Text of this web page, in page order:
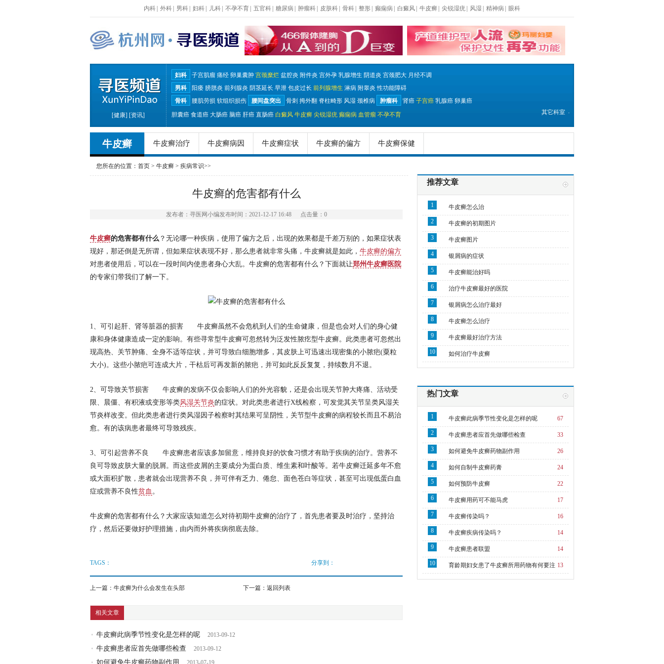
内科 外科 男科 妇科 儿科 不孕不育 五官科 糖尿病 肿瘤科 皮肤科 骨科 整形 癫痫病 白癜风 牛皮癣 尖锐湿疣 风湿 精神病 眼科
[健康] [资讯]
妇科 子宫肌瘤 痛经 卵巢囊肿 宫颈糜烂 盆腔炎 附件炎 宫外孕 乳腺增生 阴道炎 宫颈肥大 月经不调
男科
阳痿 膀胱炎 前列腺炎 阴茎延长 早泄 包皮过长 前列腺增生 淋病 附睾炎 性功能障碍
骨科
腰肌劳损 软组织损伤 腰间盘突出 骨刺 拇外翻 脊柱畸形 风湿 颈椎病 肿瘤科 肾癌 子宫癌 乳腺癌 卵巢癌
胆囊癌 食道癌 大肠癌 脑癌 肝癌 直肠癌 白癜风 牛皮癣 尖锐湿疣 癫痫病 血管瘤 不孕不育 其它科室
牛皮癣 牛皮癣治疗 牛皮癣病因 牛皮癣症状 牛皮癣的偏方 牛皮癣保健
您所在的位置： 首页 > 牛皮癣 > 疾病常识>>
牛皮癣的危害都有什么
发布者：寻医网小编发布时间：2021-12-17 16:48点击量： 0
牛皮癣的危害都有什么 ？无论哪一种疾病，使用了偏方之后，出现的效果都是千差万别的，如果症状表
现好，那还倒是无所谓，但如果症状表现不好，那么患者就非常头痛，牛皮癣就是如此， 牛皮癣的偏方
对患者使用后，可以在一段时间内使患者身心大乱。牛皮癣的危害都有什么？下面就让郑州牛皮癣医院
的专家们带我们了解一下。
1、可引起肝、肾等脏器的损害 牛皮癣虽然不会危机到人们的生命健康，但是也会对人们的身心健
康和身体健康造成一定的影响。有些寻常型牛皮癣可忽然转为泛发性脓疙型牛皮癣。此类患者可忽然出
现高热、关节肿痛、全身不适等症状，并可导致白细胞增多，其皮肤上可迅速出现密集的小脓疤(粟粒
大小)。这些小脓疤可连成大片，干枯后可再发新的脓疤，并可如此反反复复，持续数月不退。
2、可导致关节损害 牛皮癣的发病不仅会影响人们的外光容貌，还是会出现关节肿大疼痛、活动受
限、晨僵、有积液或变形等类风湿关节炎的症状。对此类患者进行X线检察，可发觉其关节呈类风湿关
节炎样改变。但此类患者进行类风湿因子检察时其结果可呈阴性，关节型牛皮癣的病程较长而且不易治
愈。有的该病患者最终可导致残疾。
3、可引起营养不良 牛皮癣患者应该多加留意，维持良好的饮食习惯才有助于疾病的治疗。营养不
良可导致皮肤大量的脱屑。而这些皮屑的主要成分为蛋白质、维生素和叶酸等。若牛皮癣迁延多年不愈
或大面积扩散，患者就会出现营养不良，并可伴有乏力、倦怠、面色苍白等症状，甚至可出现低蛋白血
症或营养不良性贫血 。
牛皮癣的危害都有什么？大家应该知道怎么对待初期牛皮癣的治疗了，首先患者要及时治疗，坚持治
疗，然后还要做好护理措施，由内而外将疾病彻底去除。
TAGS： 分享到：
上一篇： 牛皮癣为什么会发生在头部 下一篇：返回列表
相关文章
牛皮癣此病季节性变化是怎样的呢 2013-09-12
牛皮癣患者应首先做哪些检查 2013-09-12
如何避免牛皮癣药物副作用 2013-07-19
推荐文章
1 牛皮癣怎么治
2 牛皮癣的初期图片
3 牛皮癣图片
4 银屑病的症状
5 牛皮癣能治好吗
6 治疗牛皮癣最好的医院
7 银屑病怎么治疗最好
8 牛皮癣怎么治疗
9 牛皮癣最好治疗方法
10 如何治疗牛皮癣
热门文章
1 牛皮癣此病季节性变化是怎样的呢 67
2 牛皮癣患者应首先做哪些检查 33
3 如何避免牛皮癣药物副作用 26
4 如何自制牛皮癣药膏 24
5 如何预防牛皮癣 22
6 牛皮癣用药可不能马虎 17
7 牛皮癣传染吗？ 16
8 牛皮癣疾病传染吗？ 14
9 牛皮癣患者联盟 14
10 育龄期妇女患了牛皮癣所用药物有何要注 13